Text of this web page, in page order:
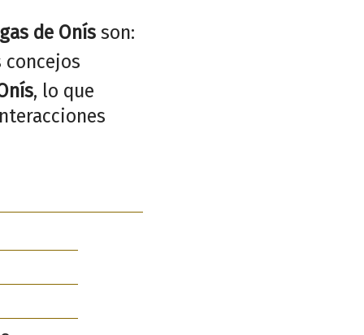
de Onís son:
concejos
, lo que